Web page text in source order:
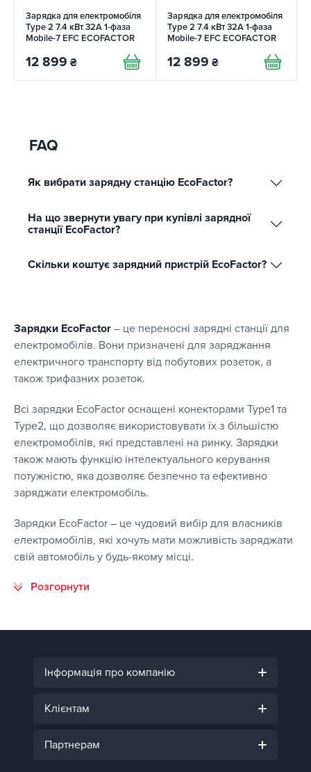
Зарядка для електромобіля
Type 2 7.4 кВт 32А 1-фаза
Mobile-7 EFС ECOFACTOR
12 899 ₴
Зарядка для електромобіля
Type 2 7.4 кВт 32А 1-фаза
Mobile-7 EFС ECOFACTOR
12 899 ₴
FAQ
Як вибрати зарядну станцію EcoFactor?
На що звернути увагу при купівлі зарядної
станції EcoFactor?
Скільки коштує зарядний пристрій EcoFactor?
Зарядки EcoFactor – це переносні зарядні станції для
електромобілів. Вони призначені для заряджання
електричного транспорту від побутових розеток, а
також трифазних розеток.
Всі зарядки EcoFactor оснащені конекторами Type1 та
Type2, що дозволяє використовувати їх з більшістю
електромобілів, які представлені на ринку. Зарядки
також мають функцію інтелектуального керування
потужністю, яка дозволяє безпечно та ефективно
заряджати електромобіль.
Зарядки EcoFactor – це чудовий вибір для власників
електромобілів, які хочуть мати можливість заряджати
свій автомобіль у будь-якому місці.
Інформація про компанію
Клієнтам
Партнерам